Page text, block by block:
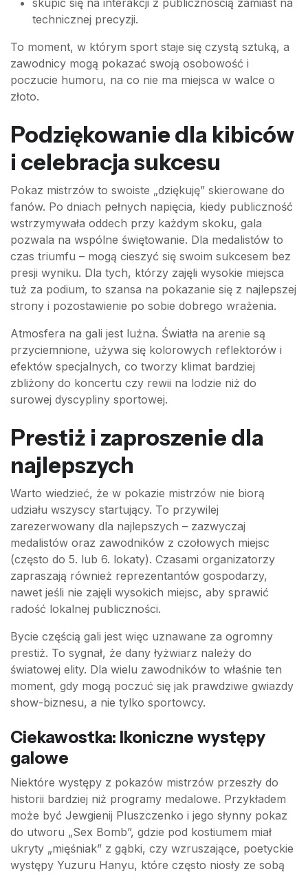
skupić się na interakcji z publicznością zamiast na
technicznej precyzji.
To moment, w którym sport staje się czystą sztuką, a
zawodnicy mogą pokazać swoją osobowość i
poczucie humoru, na co nie ma miejsca w walce o
złoto.
Podziękowanie dla kibiców
i celebracja sukcesu
Pokaz mistrzów to swoiste „dziękuję” skierowane do
fanów. Po dniach pełnych napięcia, kiedy publiczność
wstrzymywała oddech przy każdym skoku, gala
pozwala na wspólne świętowanie. Dla medalistów to
czas triumfu – mogą cieszyć się swoim sukcesem bez
presji wyniku. Dla tych, którzy zajęli wysokie miejsca
tuż za podium, to szansa na pokazanie się z najlepszej
strony i pozostawienie po sobie dobrego wrażenia.
Atmosfera na gali jest luźna. Światła na arenie są
przyciemnione, używa się kolorowych reflektorów i
efektów specjalnych, co tworzy klimat bardziej
zbliżony do koncertu czy rewii na lodzie niż do
surowej dyscypliny sportowej.
Prestiż i zaproszenie dla
najlepszych
Warto wiedzieć, że w pokazie mistrzów nie biorą
udziału wszyscy startujący. To przywilej
zarezerwowany dla najlepszych – zazwyczaj
medalistów oraz zawodników z czołowych miejsc
(często do 5. lub 6. lokaty). Czasami organizatorzy
zapraszają również reprezentantów gospodarzy,
nawet jeśli nie zajęli wysokich miejsc, aby sprawić
radość lokalnej publiczności.
Bycie częścią gali jest więc uznawane za ogromny
prestiż. To sygnał, że dany łyżwiarz należy do
światowej elity. Dla wielu zawodników to właśnie ten
moment, gdy mogą poczuć się jak prawdziwe gwiazdy
show-biznesu, a nie tylko sportowcy.
Ciekawostka: Ikoniczne występy
galowe
Niektóre występy z pokazów mistrzów przeszły do
historii bardziej niż programy medalowe. Przykładem
może być Jewgienij Pluszczenko i jego słynny pokaz
do utworu „Sex Bomb”, gdzie pod kostiumem miał
ukryty „mięśniak” z gąbki, czy wzruszające, poetyckie
występy Yuzuru Hanyu, które często niosły ze sobą